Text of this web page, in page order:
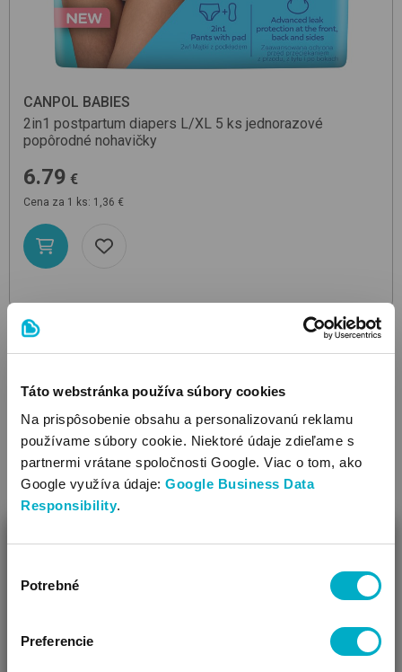
Táto webstránka používa súbory cookies
Na prispôsobenie obsahu a personalizovanú reklamu
používame súbory cookie. Niektoré údaje zdieľame s
partnermi vrátane spoločnosti Google. Viac o tom, ako
Google využíva údaje: Google Business Data
Responsibility.
súhlasu
Potrebné
Preferencie
CANPOL BABIES
2in1 postpartum diapers L/XL 5 ks jednorazové
popôrodné nohavičky
6.79 €
Cena za 1 ks: 1,36 €